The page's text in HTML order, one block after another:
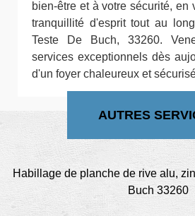
bien-être et à votre sécurité, en
tranquillité d'esprit tout au
Teste De Buch, 33260.
services exceptionnels dès
d'un foyer chaleureux et
AUTRES
Habillage de planche de rive alu,
Buch 33260